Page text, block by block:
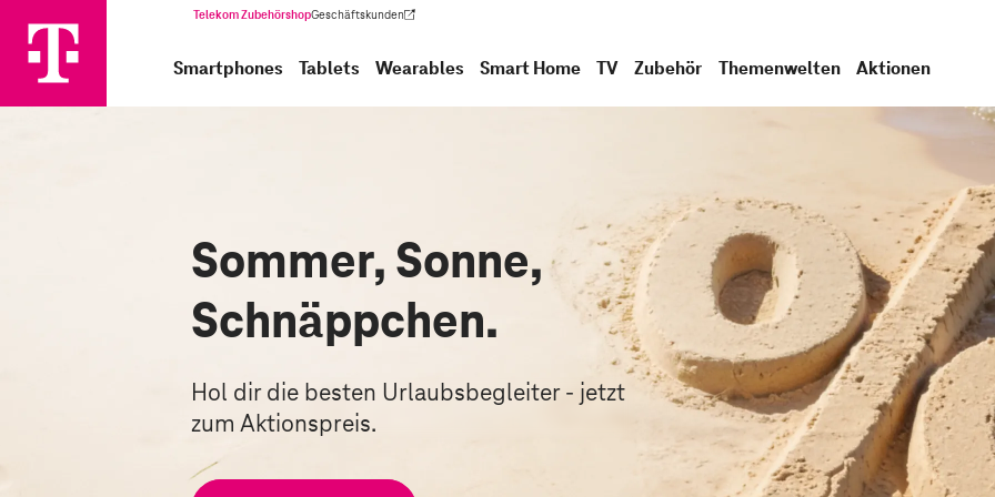
Telekom ZubehörshopGeschäftskunden
(Wird in einem neuen Tab geöffnet)
Smartphones Tablets Wearables Smart Home TV Zubehör Themenwelten Aktionen
Sommer, Sonne,
Schnäppchen.
Hol dir die besten Urlaubsbegleiter - jetzt
zum Aktionspreis.